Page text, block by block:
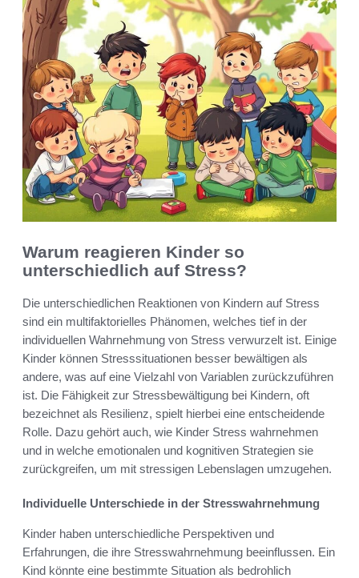
Warum reagieren Kinder so
unterschiedlich auf Stress?
Die unterschiedlichen Reaktionen von Kindern auf Stress
sind ein multifaktorielles Phänomen, welches tief in der
individuellen Wahrnehmung von Stress verwurzelt ist. Einige
Kinder können Stresssituationen besser bewältigen als
andere, was auf eine Vielzahl von Variablen zurückzuführen
ist. Die Fähigkeit zur Stressbewältigung bei Kindern, oft
bezeichnet als Resilienz, spielt hierbei eine entscheidende
Rolle. Dazu gehört auch, wie Kinder Stress wahrnehmen
und in welche emotionalen und kognitiven Strategien sie
zurückgreifen, um mit stressigen Lebenslagen umzugehen.
Individuelle Unterschiede in der Stresswahrnehmung
Kinder haben unterschiedliche Perspektiven und
Erfahrungen, die ihre Stresswahrnehmung beeinflussen. Ein
Kind könnte eine bestimmte Situation als bedrohlich